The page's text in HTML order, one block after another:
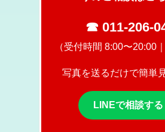
☎ 011-206-
（受付時間 8:00〜20:00
写真を送るだけで簡単
LINEで相談す